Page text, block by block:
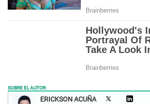
SOBRE EL AUTOR:
ERICKSON ACUÑA